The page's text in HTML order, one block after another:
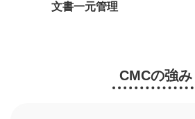
文書一元管理
CMCの強み